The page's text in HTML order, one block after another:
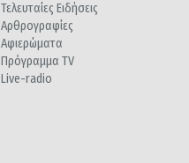
Τελευταίες Ειδήσεις
Αρθρογραφίες
Αφιερώματα
Πρόγραμμα TV
Live-radio